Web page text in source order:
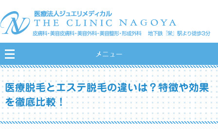
メニュー
医療脱毛とエステ脱毛の違いは？特徴や効果
を徹底比較！